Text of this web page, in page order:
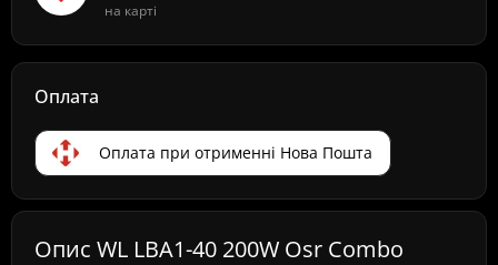
на карті
Оплата
Оплата при отрименні Нова Пошта
Опис WL LBA1-40 200W Osr Combo